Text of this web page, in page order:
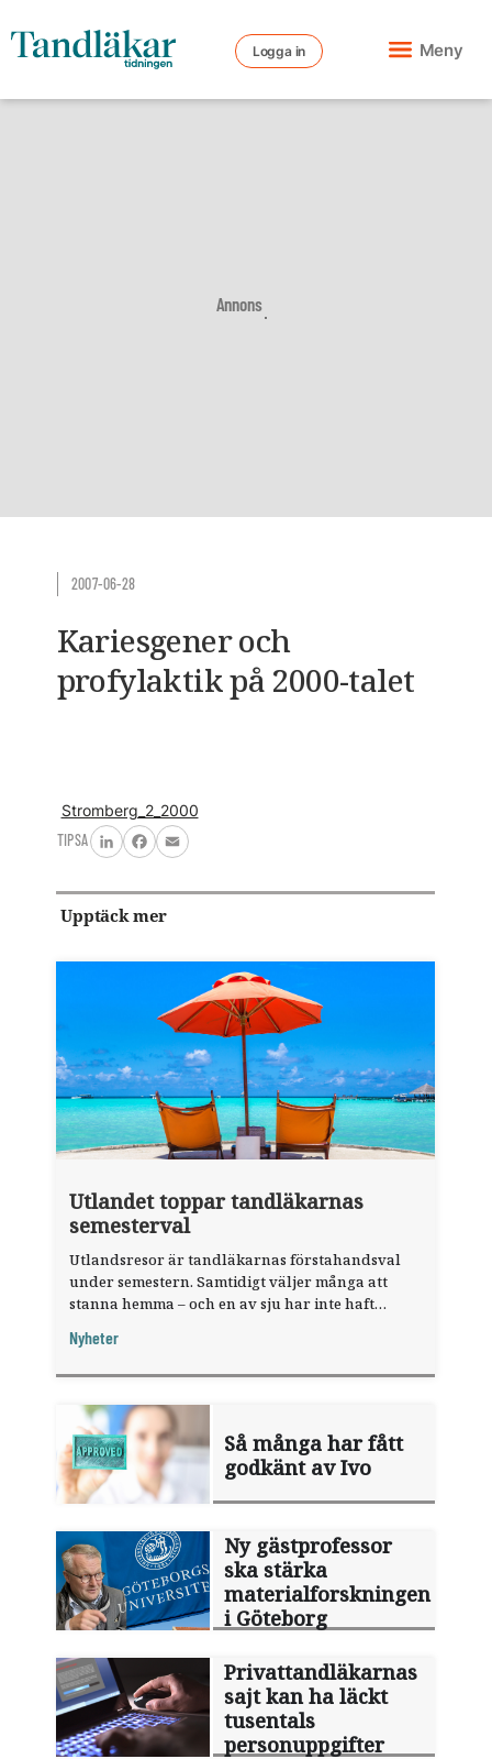
Logga in Meny
Annons
2007-06-28
Kariesgener och
profylaktik på 2000-talet
Stromberg_2_2000
TIPSA
LinkedInFacebook
Email
Upptäck mer
Utlandet toppar tandläkarnas
semesterval
Utlandsresor är tandläkarnas förstahandsval
under semestern. Samtidigt väljer många att
stanna hemma – och en av sju har inte haft
fråga".
Nyheter
Så många har fått
godkänt av Ivo
Ny gästprofessor
ska stärka
materialforskningen
i Göteborg
Privattandläkarnas
sajt kan ha läckt
tusentals
personuppgifter